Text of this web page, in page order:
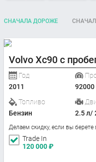
СНАЧАЛА ДОРОЖЕ
Volvo Xc90 с
Год
2011
Топливо
Бензин
2.5 л/
Делаем скидку, если вы берете
Trade In
120 000₽